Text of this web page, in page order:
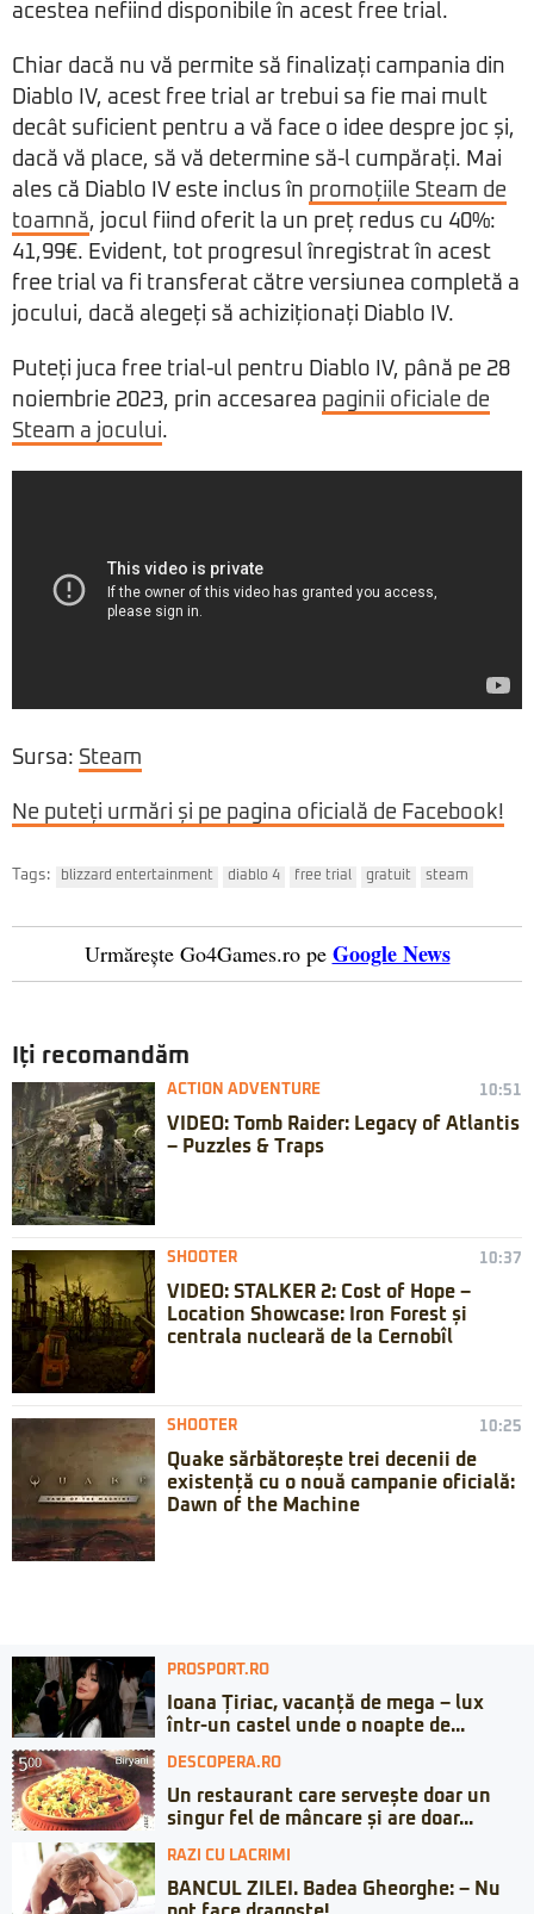
acestea nefiind disponibile în acest free trial.
Chiar dacă nu vă permite să finalizați campania din
Diablo IV, acest free trial ar trebui sa fie mai mult
decât suficient pentru a vă face o idee despre joc și,
dacă vă place, să vă determine să-l cumpărați. Mai
ales că Diablo IV este inclus în promoțiile Steam de
toamnă, jocul fiind oferit la un preț redus cu 40%:
41,99€. Evident, tot progresul înregistrat în acest
free trial va fi transferat către versiunea completă a
jocului, dacă alegeți să achiziționați Diablo IV.
Puteți juca free trial-ul pentru Diablo IV, până pe 28
noiembrie 2023, prin accesarea paginii oficiale de
Steam a jocului.
Sursa: Steam
Ne puteți urmări și pe pagina oficială de Facebook!
Tags: blizzard entertainment diablo 4 free trial gratuit steam
Urmărește Go4Games.ro pe Google News
Iți recomandăm
ACTION ADVENTURE 10:51
VIDEO: Tomb Raider: Legacy of Atlantis
– Puzzles & Traps
SHOOTER 10:37
VIDEO: STALKER 2: Cost of Hope –
Location Showcase: Iron Forest și
centrala nucleară de la Cernobîl
SHOOTER 10:25
Quake sărbătorește trei decenii de
existență cu o nouă campanie oficială:
Dawn of the Machine
PROSPORT.RO
Ioana Țiriac, vacanță de mega – lux
într-un castel unde o noapte de...
DESCOPERA.RO
Un restaurant care servește doar un
singur fel de mâncare și are doar...
RAZI CU LACRIMI
BANCUL ZILEI. Badea Gheorghe: – Nu